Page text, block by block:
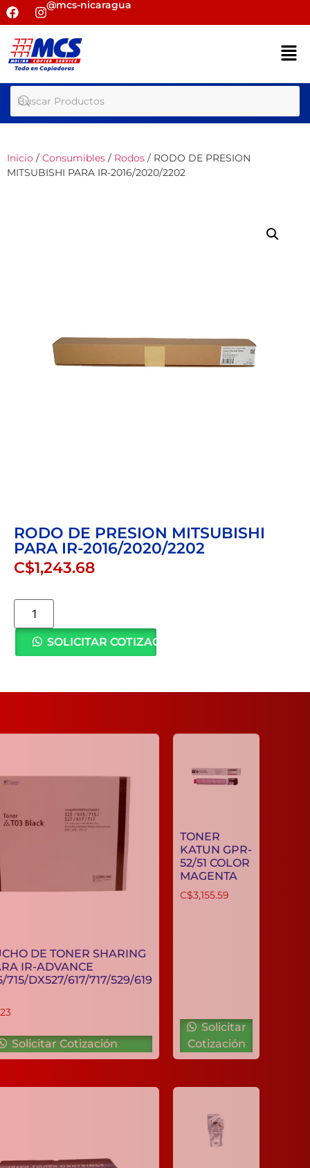
@mcs-nicaragua
Inicio / Consumibles / Rodos / RODO DE PRESION
MITSUBISHI PARA IR-2016/2020/2202
RODO DE PRESION MITSUBISHI
PARA IR-2016/2020/2202
C$1,243.68
SOLICITAR COTIZACIÓN
CARTUCHO DE TONER SHARING
T03 PARA IR-ADVANCE
525/615/715/DX527/617/717/529/619
Solicitar Cotización
KATUN
52/51 COLOR